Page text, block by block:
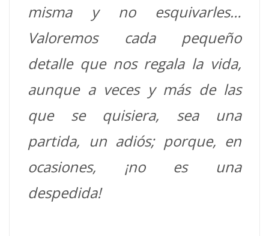
misma y no esquivarles…
Valoremos cada pequeño
detalle que nos regala la vida,
aunque a veces y más de las
que se quisiera, sea una
partida, un adiós; porque, en
ocasiones, ¡no es una
despedida!